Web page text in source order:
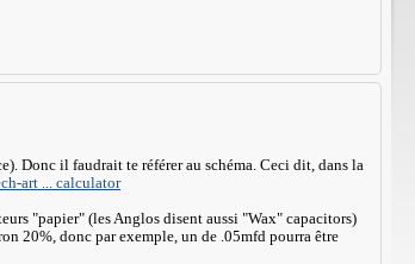
Donc il faudrait te référer au schéma. Ceci dit, dans la
art ... calculator
"papier" (les Anglos disent aussi "Wax" capacitors)
20%, donc par exemple, un de .05mfd pourra être